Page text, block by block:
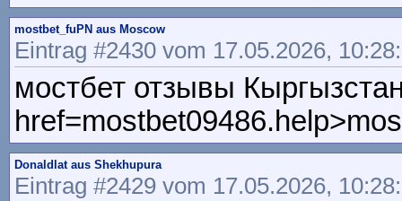
mostbet_fuPN aus Moscow
Eintrag #2430 vom 17.05.2026,
мостбет отзывы
Donaldlat aus Shekhupura
Eintrag #2429 vom 17.05.2026,